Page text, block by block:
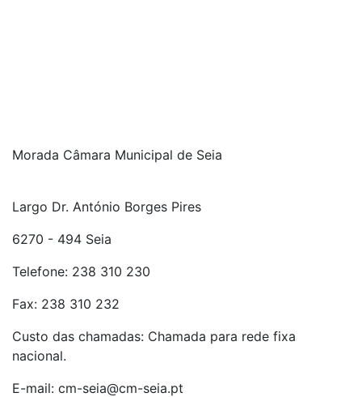
Morada Câmara Municipal de Seia
Largo Dr. António Borges Pires
6270 - 494 Seia
Telefone: 238 310 230
Fax: 238 310 232
Custo das chamadas: Chamada para rede fixa
nacional.
E-mail: cm-seia@cm-seia.pt